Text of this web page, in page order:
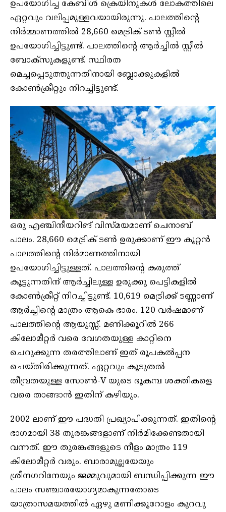
ഉപയോഗിച്ച കേബിള്‍ ക്രെയിനുകള്‍ ലോകത്തിലെ
ഏറ്റവും വലിപ്പമുള്ളവയായിരുന്നു. പാലത്തിന്റെ
നിര്‍മ്മാണത്തില്‍ 28,660 മെട്രിക് ടണ്‍ സ്റ്റീല്‍
ഉപയോഗിച്ചിട്ടുണ്ട്. പാലത്തിന്റെ ആര്‍ച്ചില്‍ സ്റ്റീല്‍
ബോക്‌സുകളുണ്ട്. സ്ഥിരത
മെച്ചപ്പെടുത്തുന്നതിനായി ബ്ലോക്കുകളില്‍
കോണ്‍ക്രീറ്റും നിറച്ചിട്ടുണ്ട്.
ഒരു എഞ്ചിനീയറിങ് വിസ്മയമാണ് ചെനാബ്
പാലം. 28,660 മെട്രിക് ടണ്‍ ഉരുക്കാണ് ഈ കൂറ്റന്‍
പാലത്തിന്റെ നിര്‍മാണത്തിനായി
ഉപയോഗിച്ചിട്ടുള്ളത്. പാലത്തിന്റെ കരുത്ത്
കൂട്ടുന്നതിന് ആര്‍ച്ചിലുള്ള ഉരുക്കു പെട്ടികളില്‍
കോണ്‍ക്രീറ്റ് നിറച്ചിട്ടുണ്ട്. 10,619 മെട്രിക്ക് ടണ്ണാണ്
ആര്‍ച്ചിന്റെ മാത്രം ആകെ ഭാരം. 120 വര്‍ഷമാണ്
പാലത്തിന്റെ ആയുസ്സ്. മണിക്കൂറില്‍ 266
കിലോമീറ്റര്‍ വരെ വേഗതയുള്ള കാറ്റിനെ
ചെറുക്കുന്ന തരത്തിലാണ് ഇത് രൂപകല്‍പ്പന
ചെയ്തിരിക്കുന്നത്. ഏറ്റവും കൂടുതല്‍
തീവ്രതയുള്ള സോണ്‍-V യുടെ ഭൂകമ്പ ശക്തികളെ
വരെ താങ്ങാന്‍ ഇതിന് കഴിയും.
2002 ലാണ് ഈ പദ്ധതി പ്രഖ്യാപിക്കുന്നത്. ഇതിന്റെ
ഭാഗമായി 38 തുരങ്കങ്ങളാണ് നിര്‍മിക്കേണ്ടതായി
വന്നത്. ഈ തുരങ്കങ്ങളുടെ നീളം മാത്രം 119
കിലോമീറ്റര്‍ വരും. ബാരാമുല്ലയേയും
ശ്രീനഗറിനേയും ജമ്മുവുമായി ബന്ധിപ്പിക്കുന്ന ഈ
പാലം സഞ്ചാരയോഗ്യമാകുന്നതോടെ
യാത്രാസമയത്തില്‍ ഏഴു മണിക്കൂറോളം കുറവു